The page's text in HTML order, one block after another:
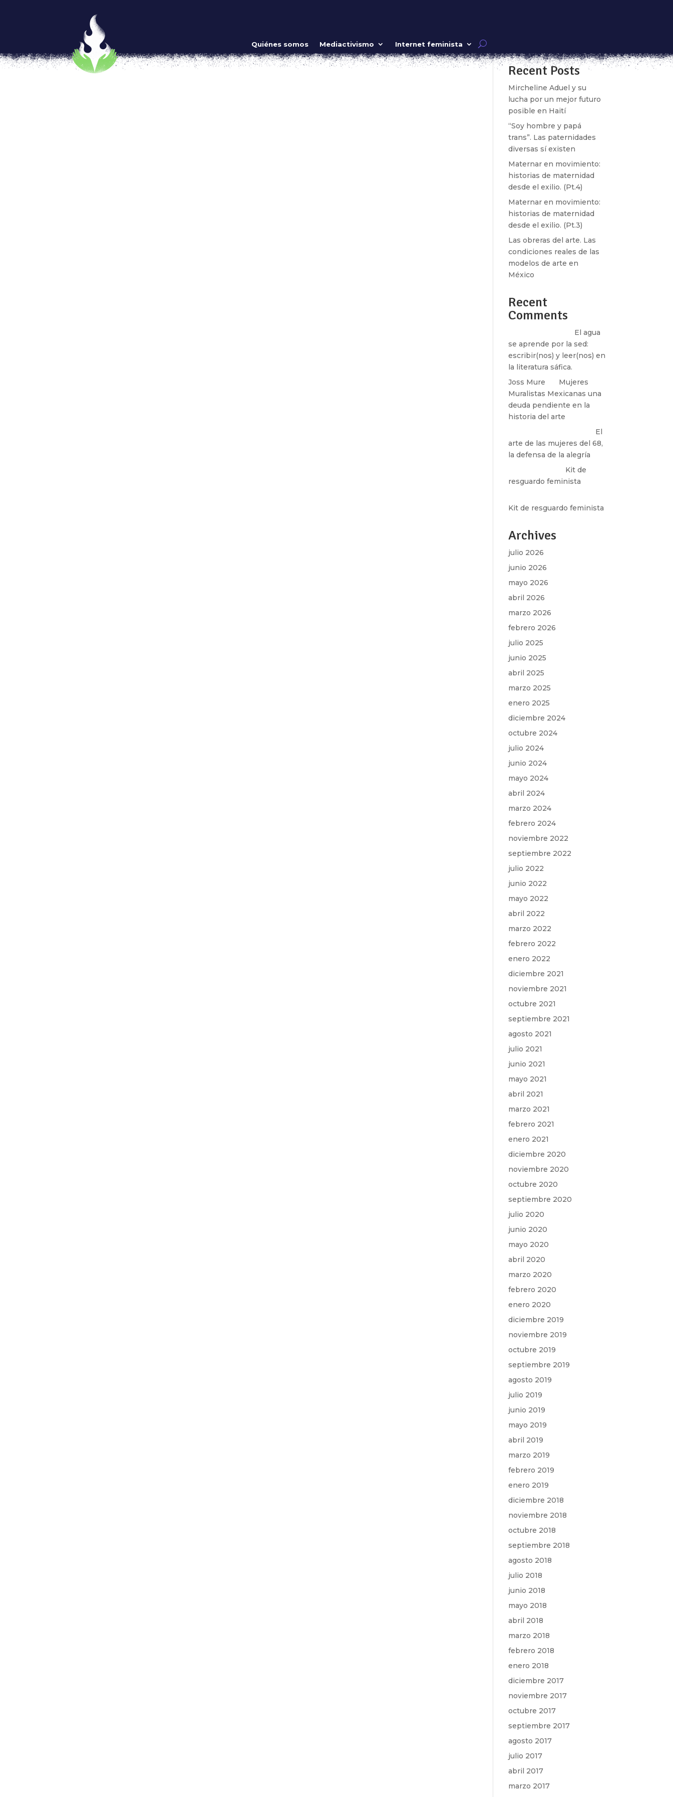
Quiénes somos Mediactivismo Internet feminista
En la ola verde con lentes ciberfeministas
por Florencia Goldsman|Ago 3, 2018|IF,Internet feminista
Los teclados hierven, las pantallas revientan de verde estridente y el torrente de mensajes, videos, flyers y
Recent Posts
Mircheline Aduel y su
lucha por un mejor futuro
posible en Haití
“Soy hombre y papá
trans”. Las paternidades
diversas sí existen
Maternar en movimiento:
historias de maternidad
desde el exilio. (Pt.4)
Maternar en movimiento:
historias de maternidad
desde el exilio. (Pt.3)
Las obreras del arte. Las
condiciones reales de las
modelos de arte en
México
Recent
Comments
El agua
se aprende por la sed:
escribir(nos) y leer(nos) en
la literatura sáfica.
Joss Mure
Mujeres
Muralistas Mexicanas una
deuda pendiente en la
historia del arte
El
arte de las mujeres del 68,
la defensa de la alegría
Kit de
resguardo feminista
Kit de resguardo feminista
Archives
julio 2026
junio 2026
mayo 2026
abril 2026
marzo 2026
febrero 2026
julio 2025
junio 2025
abril 2025
marzo 2025
enero 2025
diciembre 2024
octubre 2024
julio 2024
junio 2024
mayo 2024
abril 2024
marzo 2024
febrero 2024
noviembre 2022
septiembre 2022
julio 2022
junio 2022
mayo 2022
abril 2022
marzo 2022
febrero 2022
enero 2022
diciembre 2021
noviembre 2021
octubre 2021
septiembre 2021
agosto 2021
julio 2021
junio 2021
mayo 2021
abril 2021
marzo 2021
febrero 2021
enero 2021
diciembre 2020
noviembre 2020
octubre 2020
septiembre 2020
julio 2020
junio 2020
mayo 2020
abril 2020
marzo 2020
febrero 2020
enero 2020
diciembre 2019
noviembre 2019
octubre 2019
septiembre 2019
agosto 2019
julio 2019
junio 2019
mayo 2019
abril 2019
marzo 2019
febrero 2019
enero 2019
diciembre 2018
noviembre 2018
octubre 2018
septiembre 2018
agosto 2018
julio 2018
junio 2018
mayo 2018
abril 2018
marzo 2018
febrero 2018
enero 2018
diciembre 2017
noviembre 2017
octubre 2017
septiembre 2017
agosto 2017
julio 2017
abril 2017
marzo 2017